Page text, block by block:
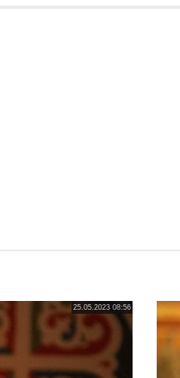
25.05.2023 08:56